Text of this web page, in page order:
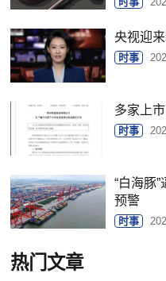
央视迎
时事
多家上
时事
“白海豚
预警
时事
热门文章